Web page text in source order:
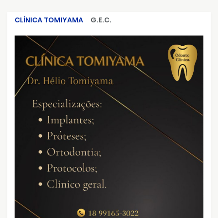
CLÍNICA TOMIYAMA
G.E.C.
CRIMES QUE ABALARAM O BRASIL